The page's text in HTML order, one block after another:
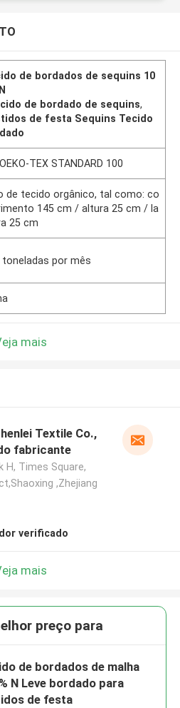
de bordados de sequins 10
de bordado de sequins,
de festa Sequins Tecido
TEX STANDARD 100
de tecido orgânico, tal como: co
145 cm / altura 25 cm / la
25 cm
toneladas por mês
mais
Textile Co.,
fabricante
H, Times Square,
,Zhejiang
verificado
mais
preço para
de bordados de malha
N Leve bordado para
de festa